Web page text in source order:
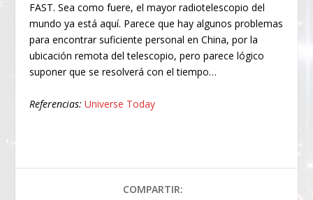
FAST. Sea como fuere, el mayor radiotelescopio del
mundo ya está aquí. Parece que hay algunos problemas
para encontrar suficiente personal en China, por la
ubicación remota del telescopio, pero parece lógico
suponer que se resolverá con el tiempo…
Referencias: Universe Today
COMPARTIR: